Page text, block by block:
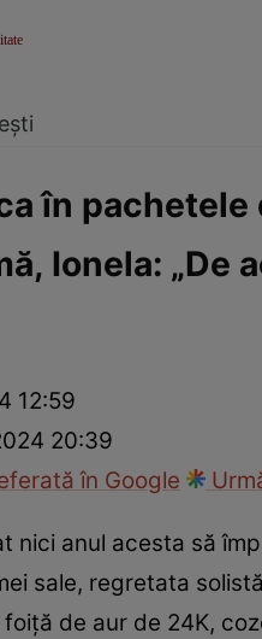
în
Ionela:
12:59
20:39
în Google
nici anul acesta să
sale, regretata
de aur de 24K,